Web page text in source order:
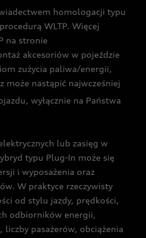
homologacji typu
WLTP. Więcej
na stronie
akcesoriów w pojeździe
zużycia paliwa/energii,
może nastąpić najwcześniej
wyłącznie na Państwa
lub zasięg w
typu Plug-In może się
i wyposażenia oraz
W praktyce rzeczywisty
od stylu jazdy, prędkości,
odbiorników energii,
pasażerów, obciążenia